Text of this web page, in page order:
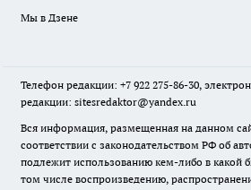
Мы в Дзене
Телефон редакции: +7 922 275-86-30,
редакции: sitesredaktor@yandex.ru
Вся информация, размещенная на данном
соответствии с законодательством РФ об
подлежит использованию кем-либо в какой
том числе воспроизведению,